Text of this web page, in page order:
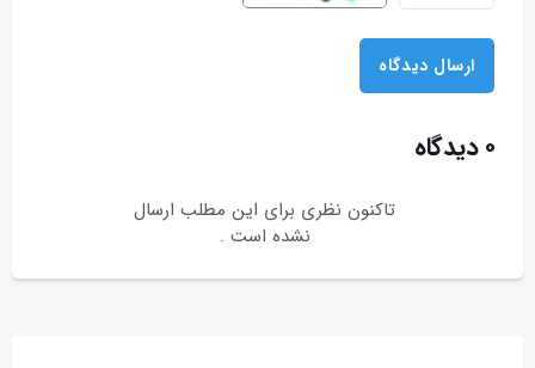
۰ دیدگاه
تاکنون نظری برای این مطلب ارسال
نشده است .